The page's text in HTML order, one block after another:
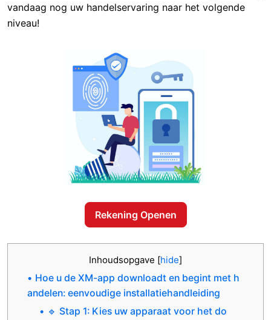
vandaag nog uw handelservaring naar het volgende
niveau!
Rekening Openen
Inhoudsopgave [hide]
Hoe u de XM-app downloadt en begint met h
andelen: eenvoudige installatiehandleiding
🔹 Stap 1: Kies uw apparaat voor het do